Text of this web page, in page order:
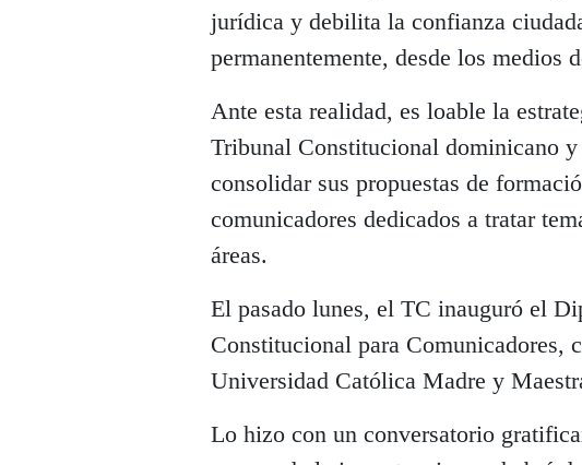
jurídica y debilita la confianza
permanentemente, desde los medios
Ante esta realidad, es loable la
Tribunal Constitucional dominicano
consolidar sus propuestas de
comunicadores dedicados a tratar
áreas.
El pasado lunes, el TC inauguró el
Constitucional para Comunicadores,
Universidad Católica Madre y
Lo hizo con un conversatorio